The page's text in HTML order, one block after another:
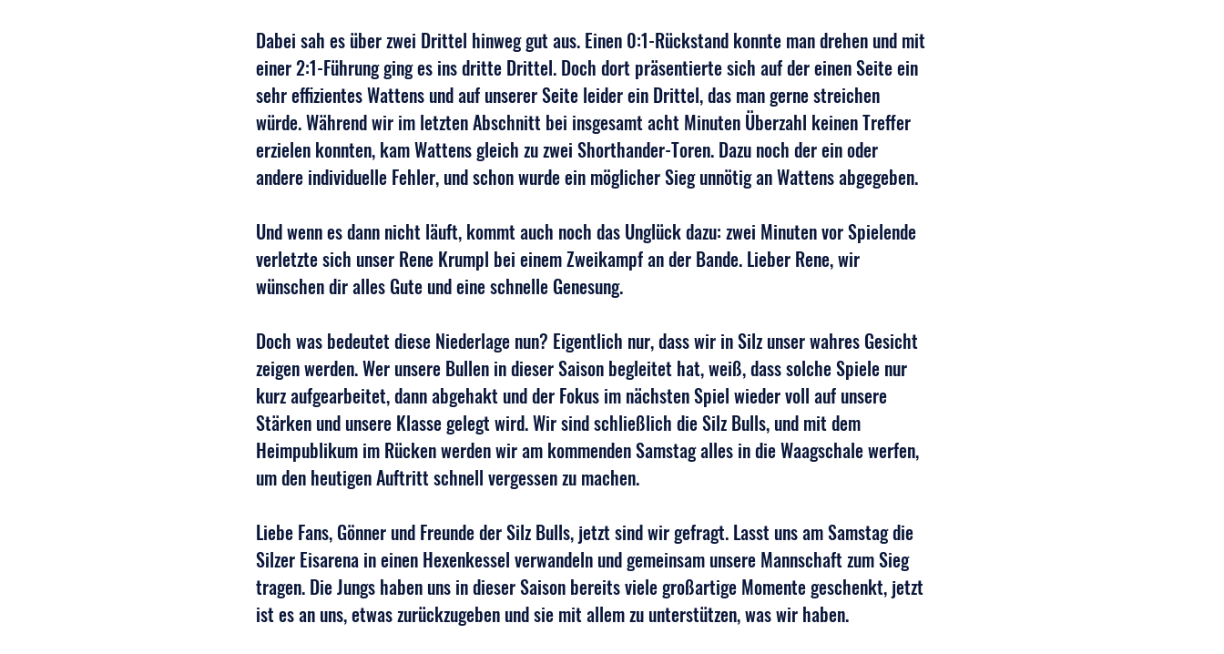
Dabei sah es über zwei Drittel hinweg gut aus. Einen 0:1-Rückstand konnte man drehen und mit
einer 2:1-Führung ging es ins dritte Drittel. Doch dort präsentierte sich auf der einen Seite ein
sehr effizientes Wattens und auf unserer Seite leider ein Drittel, das man gerne streichen
würde. Während wir im letzten Abschnitt bei insgesamt acht Minuten Überzahl keinen Treffer
erzielen konnten, kam Wattens gleich zu zwei Shorthander-Toren. Dazu noch der ein oder
andere individuelle Fehler, und schon wurde ein möglicher Sieg unnötig an Wattens abgegeben.
Und wenn es dann nicht läuft, kommt auch noch das Unglück dazu: zwei Minuten vor Spielende
verletzte sich unser Rene Krumpl bei einem Zweikampf an der Bande. Lieber Rene, wir
wünschen dir alles Gute und eine schnelle Genesung.
Doch was bedeutet diese Niederlage nun? Eigentlich nur, dass wir in Silz unser wahres Gesicht
zeigen werden. Wer unsere Bullen in dieser Saison begleitet hat, weiß, dass solche Spiele nur
kurz aufgearbeitet, dann abgehakt und der Fokus im nächsten Spiel wieder voll auf unsere
Stärken und unsere Klasse gelegt wird. Wir sind schließlich die Silz Bulls, und mit dem
Heimpublikum im Rücken werden wir am kommenden Samstag alles in die Waagschale werfen,
um den heutigen Auftritt schnell vergessen zu machen.
Liebe Fans, Gönner und Freunde der Silz Bulls, jetzt sind wir gefragt. Lasst uns am Samstag die
Silzer Eisarena in einen Hexenkessel verwandeln und gemeinsam unsere Mannschaft zum Sieg
tragen. Die Jungs haben uns in dieser Saison bereits viele großartige Momente geschenkt, jetzt
ist es an uns, etwas zurückzugeben und sie mit allem zu unterstützen, was wir haben.